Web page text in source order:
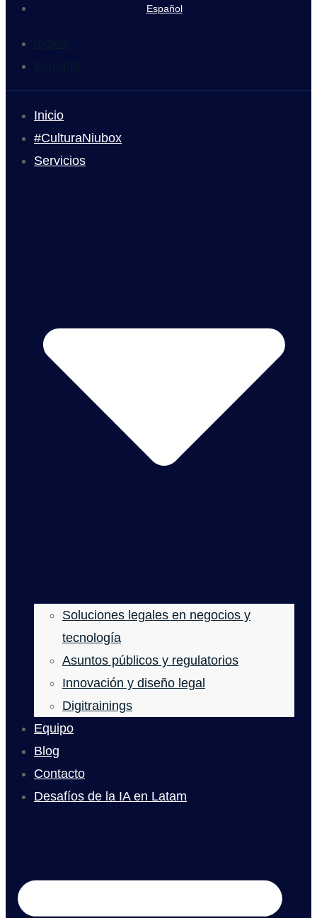
Español
Inicio
#CulturaNiubox
Servicios
Soluciones legales en negocios y
tecnología
Asuntos públicos y regulatorios
Innovación y diseño legal
Digitrainings
Equipo
Blog
Contacto
Desafíos de la IA en Latam